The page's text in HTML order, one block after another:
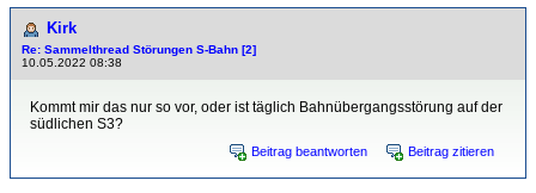
Kirk
Re: Sammelthread Störungen S-Bahn [2]
10.05.2022 08:38
Kommt mir das nur so vor, oder ist täglich Bahnübergangsstörung auf der
südlichen S3?
Beitrag beantworten Beitrag zitieren